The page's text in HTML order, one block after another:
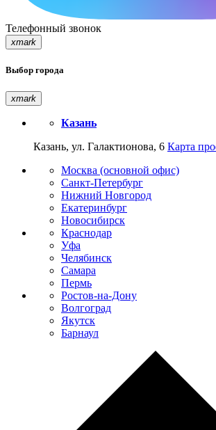
Телефонный звонок
xmark
Выбор города
xmark
Казань
Казань, ул. Галактионова, 6 Карта
Москва (основной офис)
Санкт-Петербург
Нижний Новгород
Екатеринбург
Новосибирск
Краснодар
Уфа
Челябинск
Самара
Пермь
Ростов-на-Дону
Волгоград
Якутск
Барнаул